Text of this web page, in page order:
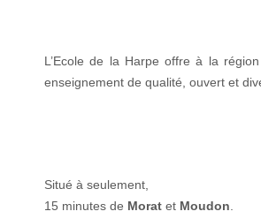
L’Ecole de la Harpe offre à la
enseignement de qualité, ouvert et
Situé à seulement,
15 minutes de Morat et Moudon